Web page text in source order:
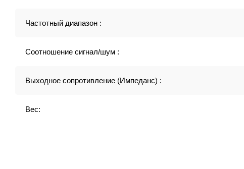
Частотный диапазон :
Соотношение сигнал/шум :
Выходное сопротивление (Импеданс) :
Вес: